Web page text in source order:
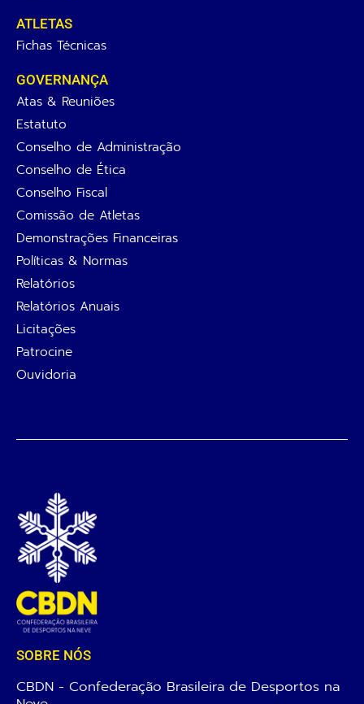
ATLETAS
Fichas Técnicas
GOVERNANÇA
Atas & Reuniões
Estatuto
Conselho de Administração
Conselho de Ética
Conselho Fiscal
Comissão de Atletas
Demonstrações Financeiras
Políticas & Normas
Relatórios
Relatórios Anuais
Licitações
Patrocine
Ouvidoria
SOBRE NÓS
CBDN - Confederação Brasileira de Desportos na